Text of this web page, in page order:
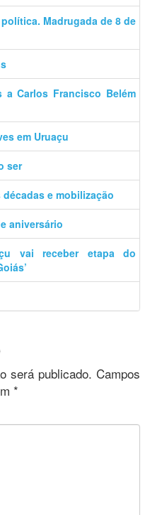
Madrugada de 8 de
Carlos Francisco Belém
em Uruaçu
ser
décadas e mobilização
aniversário
vai receber etapa do
será publicado. Campos
*